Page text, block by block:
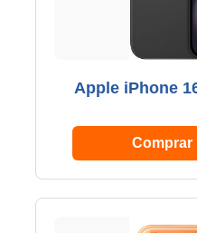
Apple iPhone
Comprar